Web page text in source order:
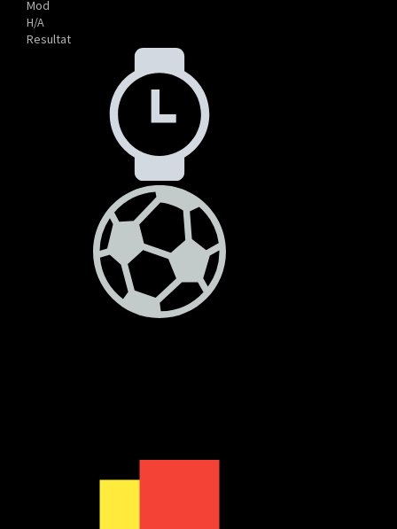
Mod
H/A
Resultat